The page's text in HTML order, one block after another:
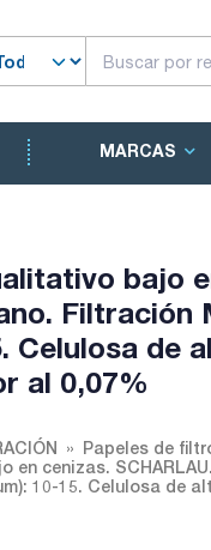
MARCAS
bajo
Filtración
Celulosa de
al 0,07%
Papeles de
en cenizas.
10-15. Celulosa de